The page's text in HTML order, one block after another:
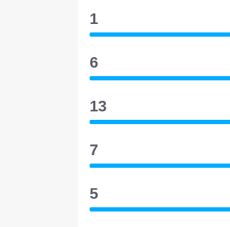
1
6
13
7
5